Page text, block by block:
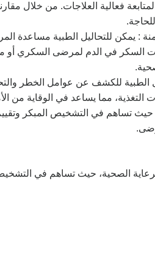
فعالية العلاجات. من خلال
: يمكن للتحاليل الطبية مساعدة
في الدم لمرضى السكري أو
الطبية للكشف عن عوامل الخطر
التغذية، مما يساعد في الوقاية
تساهم في التشخيص المبكر
الصحية، حيث تساهم في